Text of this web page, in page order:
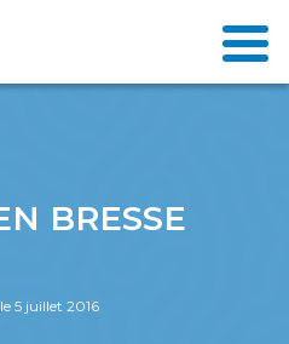
BRESSE
5 juillet 2016